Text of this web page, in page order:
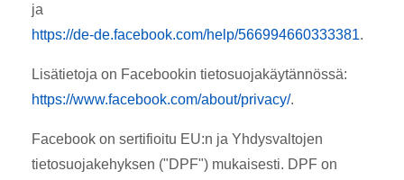
ja
https://de-de.facebook.com/help/566994660333381.
Lisätietoja on Facebookin tietosuojakäytännössä:
https://www.facebook.com/about/privacy/.
Facebook on sertifioitu EU:n ja Yhdysvaltojen
tietosuojakehyksen ("DPF") mukaisesti. DPF on